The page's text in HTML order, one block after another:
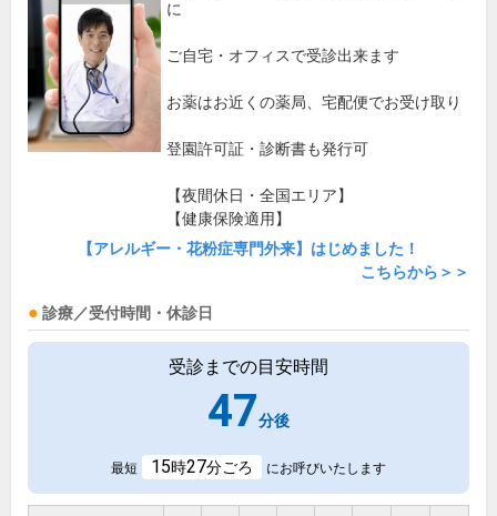
に
ご自宅・オフィスで受診出来ます
お薬はお近くの薬局、宅配便でお受け取り
登園許可証・診断書も発行可
【夜間休日・全国エリア】
【健康保険適用】
【アレルギー・花粉症専門外来】はじめました！
こちらから＞＞
診療／受付時間・休診日
受診までの目安時間
47分後
最短 15時27分ごろ にお呼びいたします